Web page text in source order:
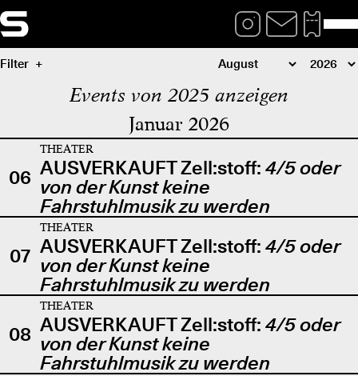
Filter
Events von 2025 anzeigen
Januar 2026
06
THEATER
AUSVERKAUFT Zell:stoff: 4/5 oder
von der Kunst keine
Fahrstuhlmusik zu werden
07
THEATER
AUSVERKAUFT Zell:stoff: 4/5 oder
von der Kunst keine
Fahrstuhlmusik zu werden
08
THEATER
AUSVERKAUFT Zell:stoff: 4/5 oder
von der Kunst keine
Fahrstuhlmusik zu werden